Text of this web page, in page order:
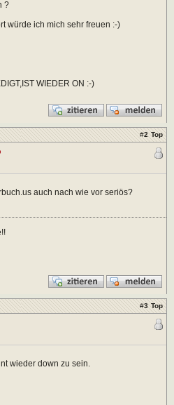
?
würde ich mich sehr freuen :-)
WIEDER ON :-)
#2 Top
auch nach wie vor seriös?
#3 Top
wieder down zu sein.